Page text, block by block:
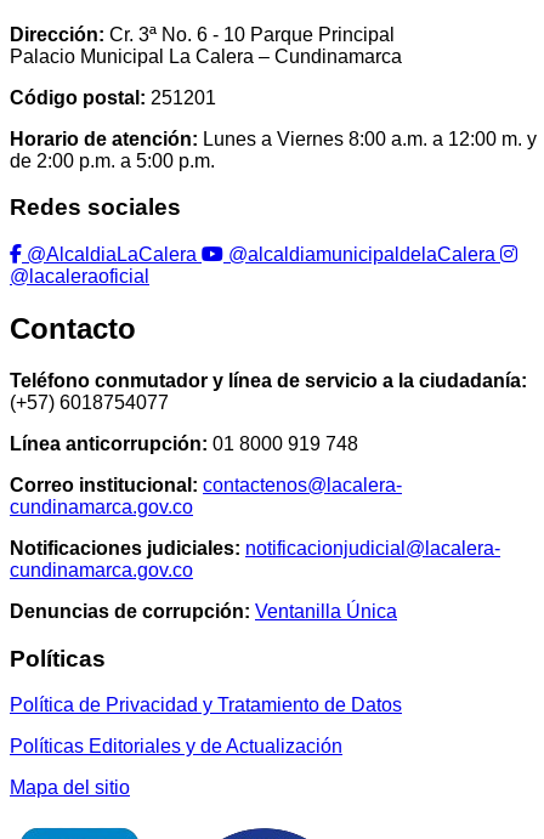
Dirección: Cr. 3ª No. 6 - 10 Parque Principal
Palacio Municipal La Calera – Cundinamarca
Código postal: 251201
Horario de atención: Lunes a Viernes 8:00 a.m. a 12:00 m. y
de 2:00 p.m. a 5:00 p.m.
Redes sociales
@AlcaldiaLaCalera
@alcaldiamunicipaldelaCalera
@lacaleraoficial
Contacto
Teléfono conmutador y línea de servicio a la ciudadanía:
(+57) 6018754077
Línea anticorrupción: 01 8000 919 748
Correo institucional: contactenos@lacalera-
cundinamarca.gov.co
Notificaciones judiciales: notificacionjudicial@lacalera-
cundinamarca.gov.co
Denuncias de corrupción: Ventanilla Única
Políticas
Política de Privacidad y Tratamiento de Datos
Políticas Editoriales y de Actualización
Mapa del sitio